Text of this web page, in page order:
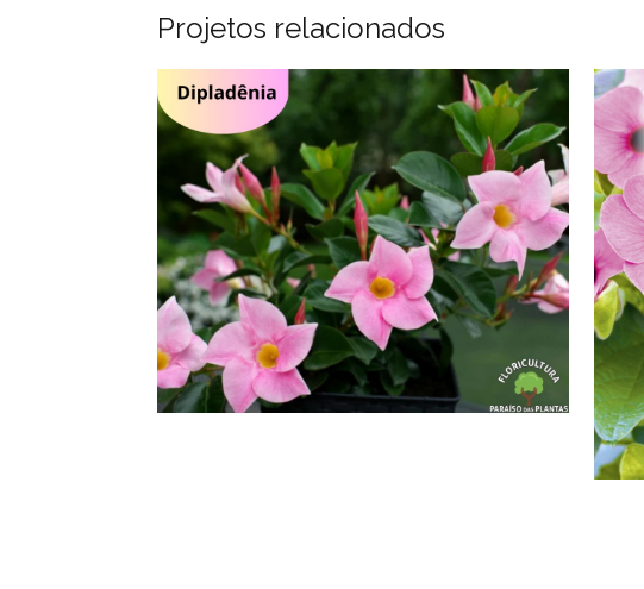
Projetos relacionados
Flores – Dipladêmia